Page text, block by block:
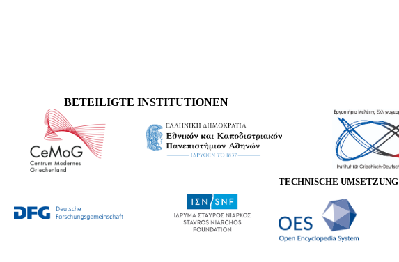
BETEILIGTE INSTITUTIONEN
TECHNISCHE UMSETZUNG